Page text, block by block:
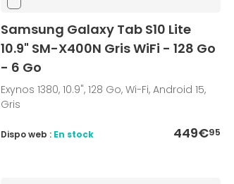
Samsung Galaxy Tab S10 Lite
10.9" SM-X400N Gris WiFi - 128 Go
- 6 Go
Exynos 1380, 10.9", 128 Go, Wi-Fi, Android 15,
Gris
449€95
Dispo web : En stock